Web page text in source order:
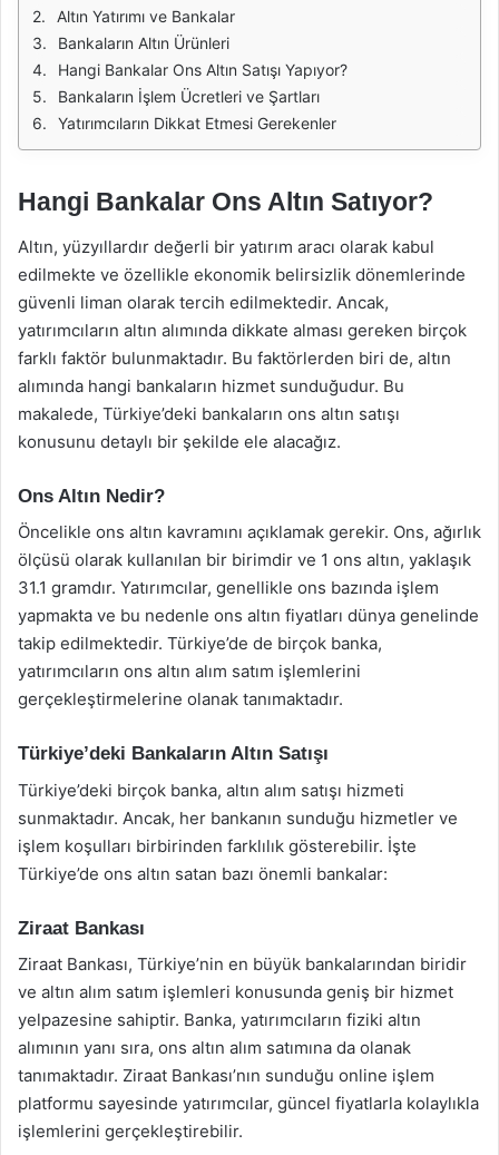
Altın Yatırımı ve Bankalar
Bankaların Altın Ürünleri
Hangi Bankalar Ons Altın Satışı Yapıyor?
Bankaların İşlem Ücretleri ve Şartları
Yatırımcıların Dikkat Etmesi Gerekenler
Hangi Bankalar Ons Altın Satıyor?
Altın, yüzyıllardır değerli bir yatırım aracı olarak kabul
edilmekte ve özellikle ekonomik belirsizlik dönemlerinde
güvenli liman olarak tercih edilmektedir. Ancak,
yatırımcıların altın alımında dikkate alması gereken birçok
farklı faktör bulunmaktadır. Bu faktörlerden biri de, altın
alımında hangi bankaların hizmet sunduğudur. Bu
makalede, Türkiye’deki bankaların ons altın satışı
konusunu detaylı bir şekilde ele alacağız.
Ons Altın Nedir?
Öncelikle ons altın kavramını açıklamak gerekir. Ons, ağırlık
ölçüsü olarak kullanılan bir birimdir ve 1 ons altın, yaklaşık
31.1 gramdır. Yatırımcılar, genellikle ons bazında işlem
yapmakta ve bu nedenle ons altın fiyatları dünya genelinde
takip edilmektedir. Türkiye’de de birçok banka,
yatırımcıların ons altın alım satım işlemlerini
gerçekleştirmelerine olanak tanımaktadır.
Türkiye’deki Bankaların Altın Satışı
Türkiye’deki birçok banka, altın alım satışı hizmeti
sunmaktadır. Ancak, her bankanın sunduğu hizmetler ve
işlem koşulları birbirinden farklılık gösterebilir. İşte
Türkiye’de ons altın satan bazı önemli bankalar:
Ziraat Bankası
Ziraat Bankası, Türkiye’nin en büyük bankalarından biridir
ve altın alım satım işlemleri konusunda geniş bir hizmet
yelpazesine sahiptir. Banka, yatırımcıların fiziki altın
alımının yanı sıra, ons altın alım satımına da olanak
tanımaktadır. Ziraat Bankası’nın sunduğu online işlem
platformu sayesinde yatırımcılar, güncel fiyatlarla kolaylıkla
işlemlerini gerçekleştirebilir.